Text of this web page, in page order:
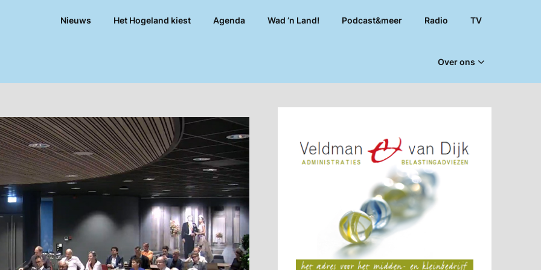
Nieuws Het Hogeland kiest Agenda Wad ’n Land! Podcast&meer Radio TV
Over ons